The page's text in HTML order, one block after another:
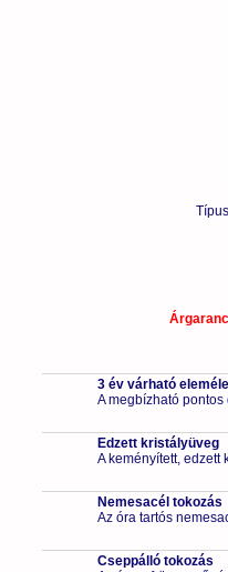
3 év várható
A megbízható
Edzett kristályüveg
A keményített, edzett
Nemesacél tokozás
Az óra tartós
Cseppálló tokozás